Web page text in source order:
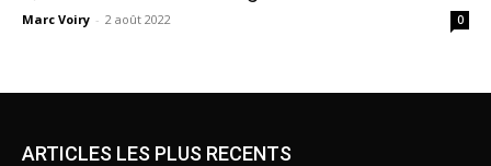
Marc Voiry - 2 août 2022 0
ARTICLES LES PLUS RECENTS